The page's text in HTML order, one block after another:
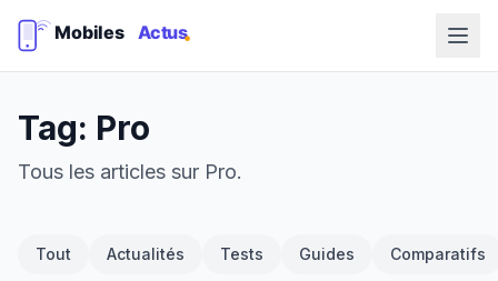
Tag: Pro
Tous les articles sur Pro.
Tout Actualités Tests Guides Comparatifs